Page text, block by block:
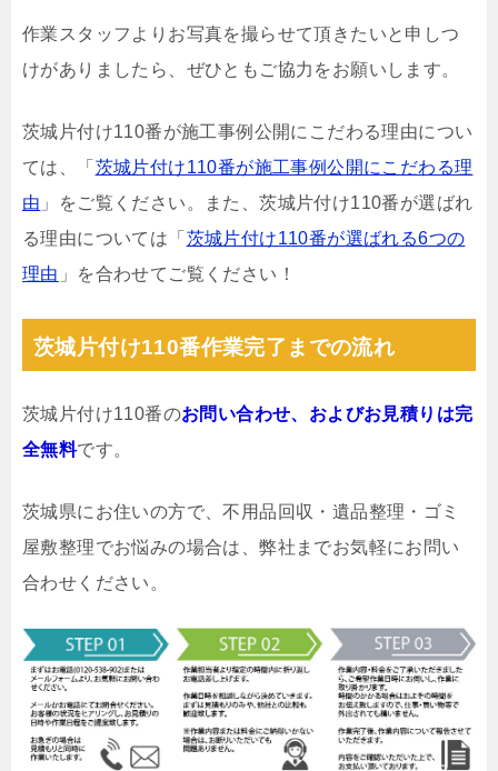
作業スタッフよりお写真を撮らせて頂きたいと申しつ
けがありましたら、ぜひともご協力をお願いします。
茨城片付け110番が施工事例公開にこだわる理由につい
ては、「 茨城片付け110番が施工事例公開にこだわる理
由 」をご覧ください。また、茨城片付け110番が選ばれ
る理由については「 茨城片付け110番が選ばれる6つの
理由 」を合わせてご覧ください！
茨城片付け110番作業完了までの流れ
茨城片付け110番のお問い合わせ、およびお見積りは完
全無料です。
茨城県にお住いの方で、不用品回収・遺品整理・ゴミ
屋敷整理でお悩みの場合は、弊社までお気軽にお問い
合わせください。